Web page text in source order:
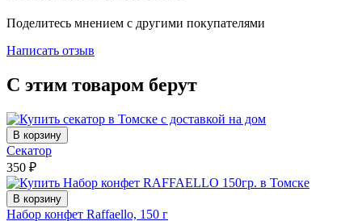
Поделитесь мнением с другими покупателями
Написать отзыв
С этим товаром берут
В корзину
Секатор
350 ₽
В корзину
Набор конфет Raffaello, 150 г